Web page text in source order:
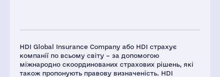
HDI Global Insurance Company або HDI страхує
компанії по всьому світу – за допомогою
міжнародно скоординованих страхових рішень, які
також пропонують правову визначеність. HDI